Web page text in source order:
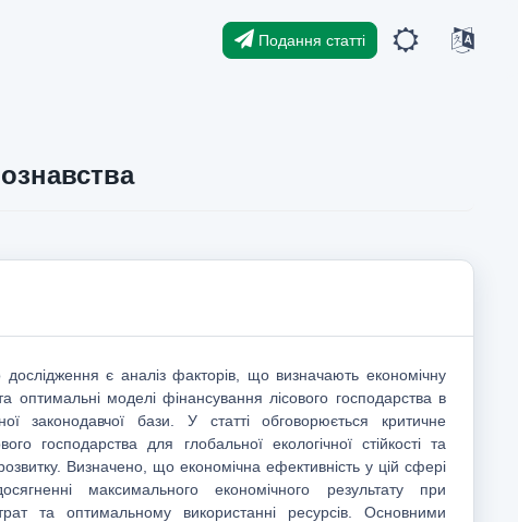
Подання статті
є аналіз факторів, що визначають економічну
оптимальні моделі фінансування лісового господарства в
законодавчої бази. У статті обговорюється критичне
господарства для глобальної екологічної стійкості та
Визначено, що економічна ефективність у цій сфері
максимального економічного результату при
та оптимальному використанні ресурсів. Основними